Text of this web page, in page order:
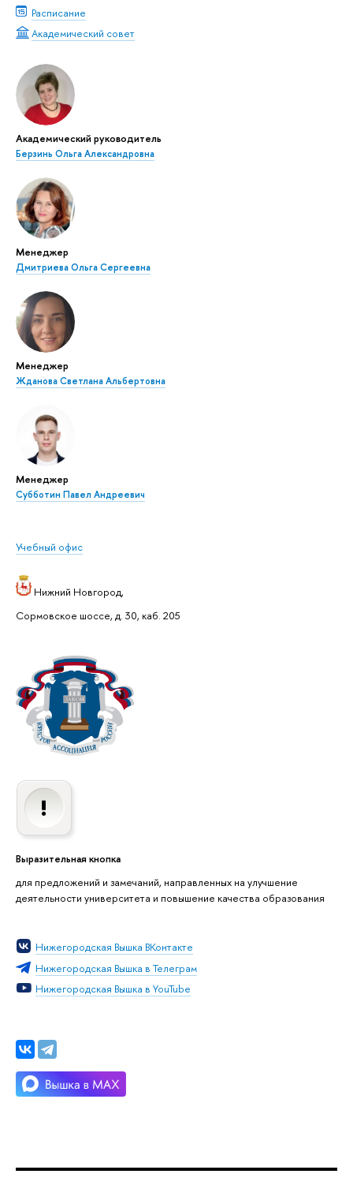
Расписание
Академический совет
Академический руководитель
Берзинь Ольга Александровна
Менеджер
Дмитриева Ольга Сергеевна
Менеджер
Жданова Светлана Альбертовна
Менеджер
Субботин Павел Андреевич
Учебный офис
Нижний Новгород,
Сормовское шоссе, д. 30, каб. 205
Выразительная кнопка
для предложений и замечаний, направленных на улучшение
деятельности университета и повышение качества образования
Нижегородская Вышка ВКонтакте
Нижегородская Вышка в Телеграм
Нижегородская Вышка в YouTube